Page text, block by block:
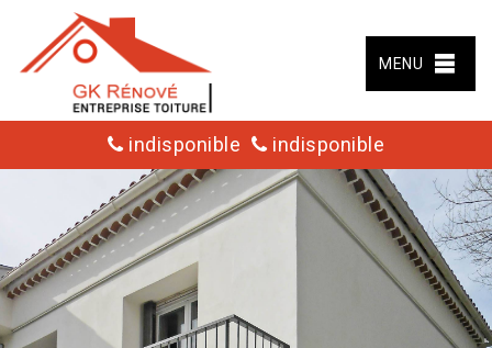
MENU
indisponible indisponible